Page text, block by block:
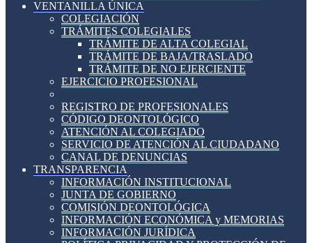
VENTANILLA ÚNICA
COLEGIACIÓN
TRÁMITES COLEGIALES
TRÁMITE DE ALTA COLEGIAL
TRÁMITE DE BAJA/TRASLADO
TRÁMITE DE NO EJERCIENTE
EJERCICIO PROFESIONAL
REGISTRO DE PROFESIONALES
CÓDIGO DEONTOLÓGICO
ATENCIÓN AL COLEGIADO
SERVICIO DE ATENCIÓN AL CIUDADANO
CANAL DE DENUNCIAS
TRANSPARENCIA
INFORMACIÓN INSTITUCIONAL
JUNTA DE GOBIERNO
COMISIÓN DEONTOLÓGICA
INFORMACIÓN ECONÓMICA y MEMORIAS
INFORMACIÓN JURÍDICA